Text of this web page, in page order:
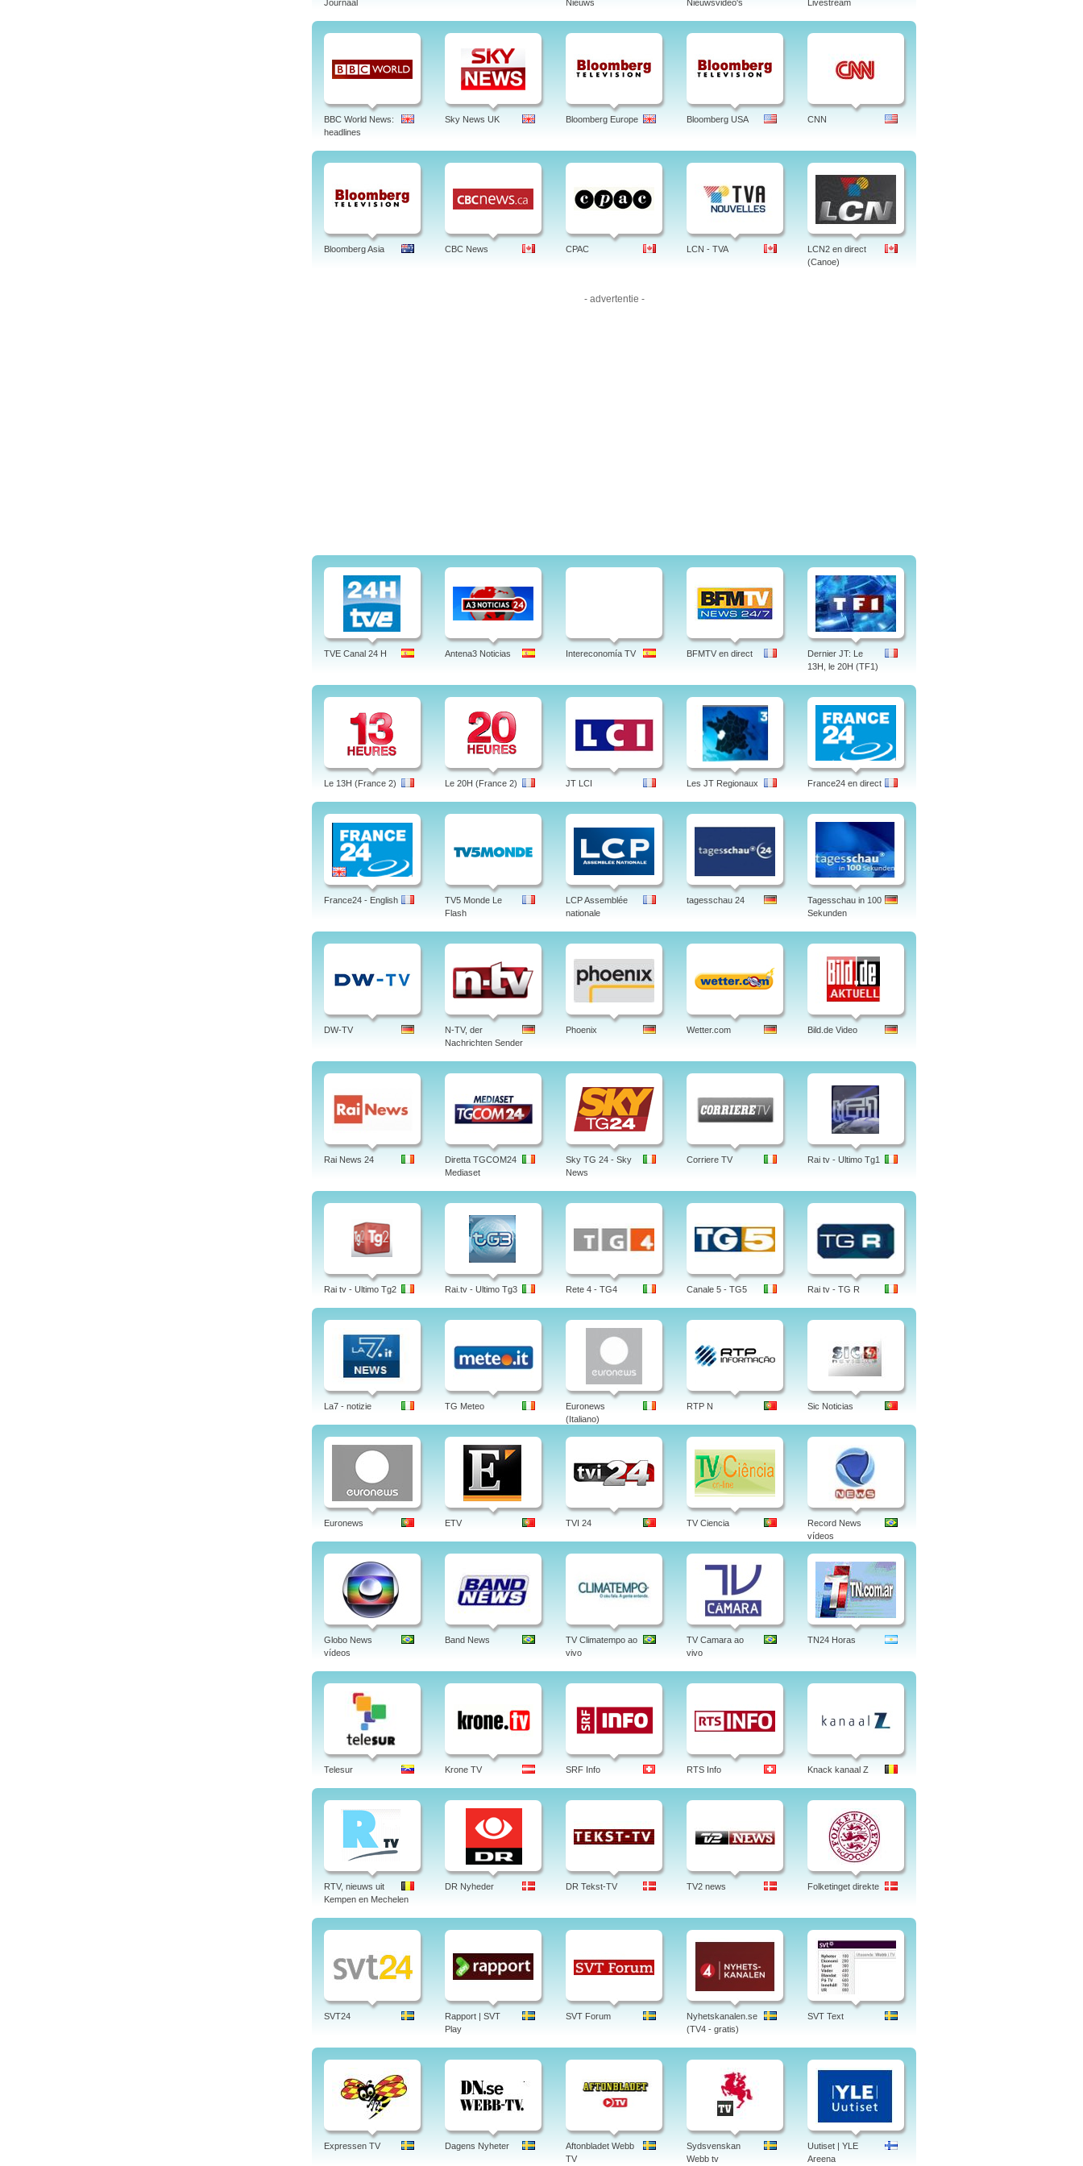
Journaal
Nieuws
Nieuwsvideo's
Livestream
BBC World News:
headlines
Sky News UK Bloomberg Europe Bloomberg USA CNN
Bloomberg Asia CBC News CPAC LCN - TVA
LCN2 en direct
(Canoe)
- advertentie -
TVE Canal 24 H Antena3 Noticias Intereconomía TV BFMTV en direct
Dernier JT: Le
13H, le 20H (TF1)
Le 13H (France 2) Le 20H (France 2) JT LCI Les JT Regionaux France24 en direct
France24 - English
TV5 Monde Le
Flash
LCP Assemblée
nationale
tagesschau 24
Tagesschau in 100
Sekunden
DW-TV
N-TV, der
Nachrichten Sender
Phoenix Wetter.com Bild.de Video
Rai News 24
Diretta TGCOM24
Mediaset
Sky TG 24 - Sky
News
Corriere TV Rai tv - Ultimo Tg1
Rai tv - Ultimo Tg2 Rai.tv - Ultimo Tg3 Rete 4 - TG4 Canale 5 - TG5 Rai tv - TG R
La7 - notizie TG Meteo
Euronews
(Italiano)
RTP N Sic Noticias
Euronews ETV TVI 24 TV Ciencia
Record News
vídeos
Globo News
vídeos
Band News
TV Climatempo ao
vivo
TV Camara ao
vivo
TN24 Horas
Telesur Krone TV SRF Info RTS Info Knack kanaal Z
RTV, nieuws uit
Kempen en Mechelen
DR Nyheder DR Tekst-TV TV2 news Folketinget direkte
SVT24
Rapport | SVT
Play
SVT Forum
Nyhetskanalen.se
(TV4 - gratis)
SVT Text
Expressen TV Dagens Nyheter
Aftonbladet Webb
TV
Sydsvenskan
Webb tv
Uutiset | YLE
Areena